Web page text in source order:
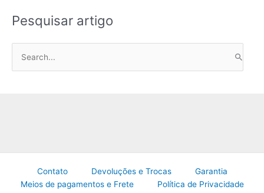
Pesquisar artigo
Contato Devoluções e Trocas
Garantia
Meios de pagamentos e Frete
Política de Privacidade